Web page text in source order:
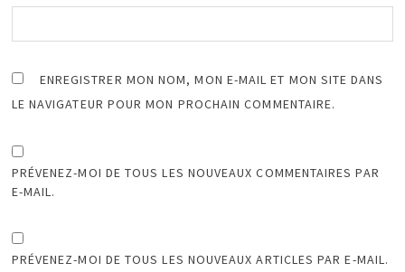
ENREGISTRER MON NOM, MON E-MAIL ET MON SITE DANS
LE NAVIGATEUR POUR MON PROCHAIN COMMENTAIRE.
PRÉVENEZ-MOI DE TOUS LES NOUVEAUX COMMENTAIRES PAR
E-MAIL.
PRÉVENEZ-MOI DE TOUS LES NOUVEAUX ARTICLES PAR E-MAIL.